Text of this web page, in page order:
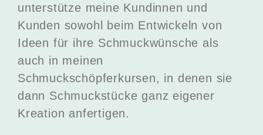
unterstütze meine Kundinnen und
Kunden sowohl beim Entwickeln von
Ideen für ihre Schmuckwünsche als
auch in meinen
Schmuckschöpferkursen, in denen sie
dann Schmuckstücke ganz eigener
Kreation anfertigen.